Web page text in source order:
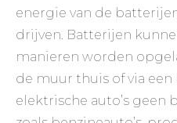
energie van de
drijven. Batterijen
manieren worden
de muur thuis of via
elektrische auto’s geen